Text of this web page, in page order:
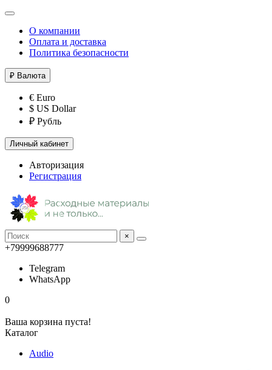
О компании
Оплата и доставка
Политика безопасности
₽ Валюта
€ Euro
$ US Dollar
₽ Рубль
Личный кабинет
Авторизация
Регистрация
×
+79999688777
Telegram
WhatsApp
0
Ваша корзина пуста!
Каталог
Audio